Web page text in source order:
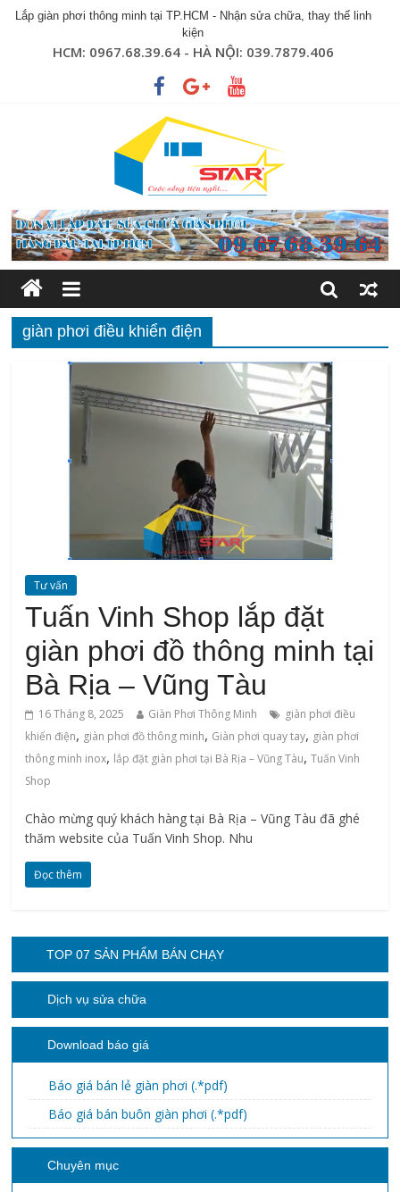
Lắp giàn phơi thông minh tại TP.HCM - Nhận sửa chữa, thay thế linh
kiện
HCM: 0967.68.39.64 - HÀ NỘI: 039.7879.406
giàn phơi điều khiển điện
Tư vấn
Tuấn Vinh Shop lắp đặt
giàn phơi đồ thông minh tại
Bà Rịa – Vũng Tàu
16 Tháng 8, 2025 Giàn Phơi Thông Minh
giàn phơi điều
khiển điện, giàn phơi đồ thông minh, Giàn phơi quay tay, giàn phơi
thông minh inox, lắp đặt giàn phơi tại Bà Rịa – Vũng Tàu,Tuấn Vinh
Shop
Chào mừng quý khách hàng tại Bà Rịa – Vũng Tàu đã ghé
thăm website của Tuấn Vinh Shop. Nhu
Đọc thêm
TOP 07 SẢN PHẨM BÁN CHẠY
Dịch vụ sửa chữa
Download báo giá
Báo giá bán lẻ giàn phơi (.*pdf)
Báo giá bán buôn giàn phơi (.*pdf)
Chuyên mục